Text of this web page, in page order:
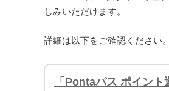
しみいただけます。
詳細は以下をご確認ください。
「Pontaパス ポイン